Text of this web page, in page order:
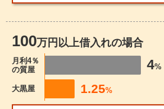
100万円以上借入れの場合
月利4％
の質屋
4%
大黒屋 1.25%